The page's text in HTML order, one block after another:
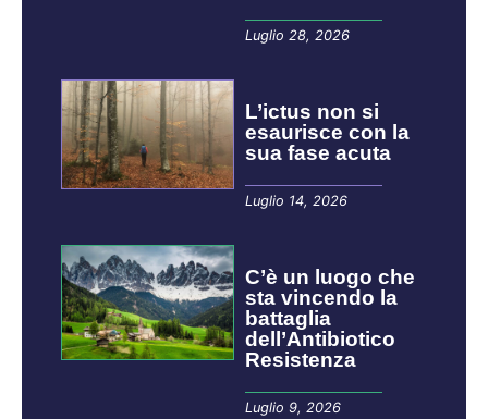
Luglio 28, 2026
L’ictus non si
esaurisce con la
sua fase acuta
Luglio 14, 2026
C’è un luogo che
sta vincendo la
battaglia
dell’Antibiotico
Resistenza
Luglio 9, 2026